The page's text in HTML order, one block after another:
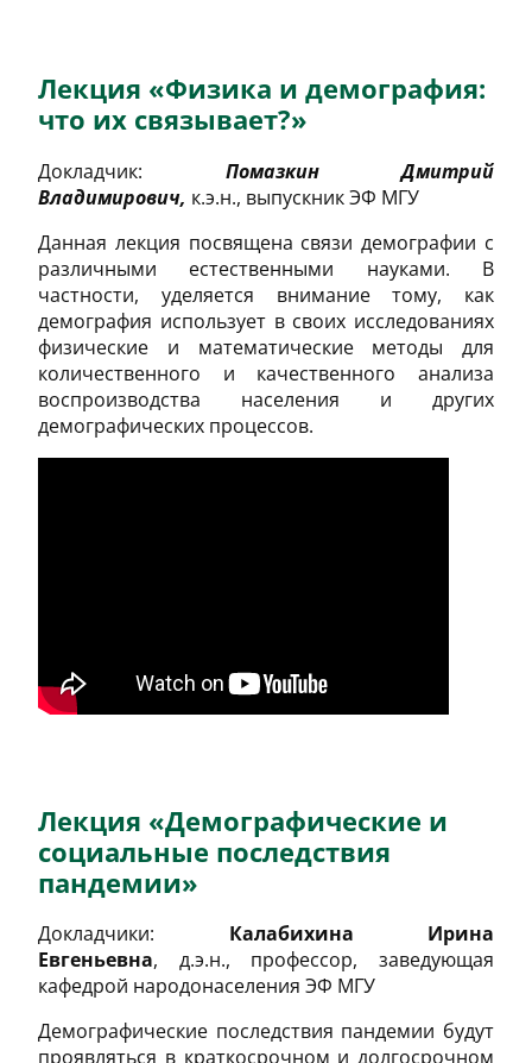
Лекция «Физика и демография:
что их связывает?»
Докладчик: Помазкин Дмитрий
Владимирович, к.э.н., выпускник ЭФ МГУ
Данная лекция посвящена связи демографии с
различными естественными науками. В
частности, уделяется внимание тому, как
демография использует в своих исследованиях
физические и математические методы для
количественного и качественного анализа
воспроизводства населения и других
демографических процессов.
Лекция «Демографические и
социальные последствия
пандемии»
Докладчики: Калабихина Ирина
Евгеньевна, д.э.н., профессор, заведующая
кафедрой народонаселения ЭФ МГУ
Демографические последствия пандемии будут
проявляться в краткосрочном и долгосрочном